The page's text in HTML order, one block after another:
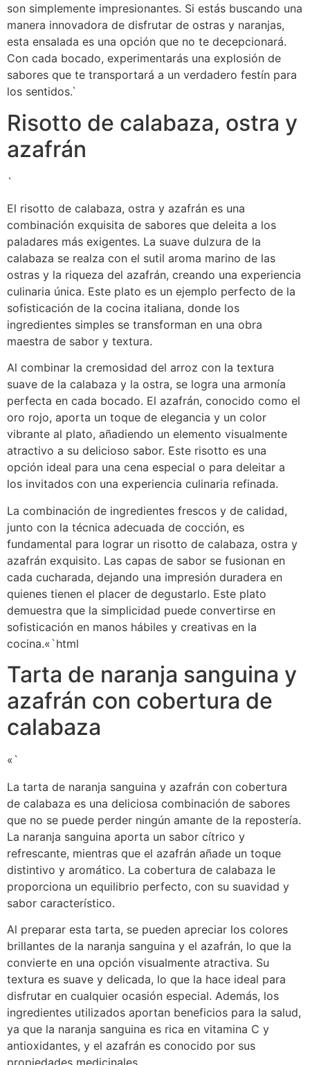
son simplemente impresionantes. Si estás buscando una
manera innovadora de disfrutar de ostras y naranjas,
esta ensalada es una opción que no te decepcionará.
Con cada bocado, experimentarás una explosión de
sabores que te transportará a un verdadero festín para
los sentidos.`
Risotto de calabaza, ostra y
azafrán
`
El risotto de calabaza, ostra y azafrán es una
combinación exquisita de sabores que deleita a los
paladares más exigentes. La suave dulzura de la
calabaza se realza con el sutil aroma marino de las
ostras y la riqueza del azafrán, creando una experiencia
culinaria única. Este plato es un ejemplo perfecto de la
sofisticación de la cocina italiana, donde los
ingredientes simples se transforman en una obra
maestra de sabor y textura.
Al combinar la cremosidad del arroz con la textura
suave de la calabaza y la ostra, se logra una armonía
perfecta en cada bocado. El azafrán, conocido como el
oro rojo, aporta un toque de elegancia y un color
vibrante al plato, añadiendo un elemento visualmente
atractivo a su delicioso sabor. Este risotto es una
opción ideal para una cena especial o para deleitar a
los invitados con una experiencia culinaria refinada.
La combinación de ingredientes frescos y de calidad,
junto con la técnica adecuada de cocción, es
fundamental para lograr un risotto de calabaza, ostra y
azafrán exquisito. Las capas de sabor se fusionan en
cada cucharada, dejando una impresión duradera en
quienes tienen el placer de degustarlo. Este plato
demuestra que la simplicidad puede convertirse en
sofisticación en manos hábiles y creativas en la
cocina.«`html
Tarta de naranja sanguina y
azafrán con cobertura de
calabaza
«`
La tarta de naranja sanguina y azafrán con cobertura
de calabaza es una deliciosa combinación de sabores
que no se puede perder ningún amante de la repostería.
La naranja sanguina aporta un sabor cítrico y
refrescante, mientras que el azafrán añade un toque
distintivo y aromático. La cobertura de calabaza le
proporciona un equilibrio perfecto, con su suavidad y
sabor característico.
Al preparar esta tarta, se pueden apreciar los colores
brillantes de la naranja sanguina y el azafrán, lo que la
convierte en una opción visualmente atractiva. Su
textura es suave y delicada, lo que la hace ideal para
disfrutar en cualquier ocasión especial. Además, los
ingredientes utilizados aportan beneficios para la salud,
ya que la naranja sanguina es rica en vitamina C y
antioxidantes, y el azafrán es conocido por sus